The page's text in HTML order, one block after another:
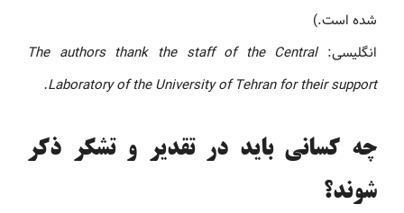
شده است.)
انگلیسی:The authors thank the staff of the Central
Laboratory of the University of Tehran for their support.
چه کسانی باید در تقدیر و تشکر ذکر
شوند؟